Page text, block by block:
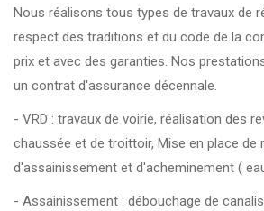
Nous réalisons tous types de travaux de
respect des traditions et du code de la
prix et avec des garanties. Nos
un contrat d'assurance décennale.
- VRD : travaux de voirie, réalisation des
chaussée et de troittoir, Mise en place de
d'assainissement et d'acheminement (
- Assainissement : débouchage de